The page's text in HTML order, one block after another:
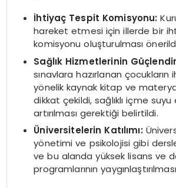
İhtiyaç Tespit Komisyonu:
hareket etmesi için illerde bir
komisyonu oluşturulması
Sağlık Hizmetlerinin
sınavlara hazırlanan çocukların
yönelik kaynak kitap ve
dikkat çekildi, sağlıklı içme suyu
artırılması gerektiği belirtildi.
Üniversitelerin Katılımı:
yönetimi ve psikolojisi gibi
ve bu alanda yüksek lisans ve
programlarının